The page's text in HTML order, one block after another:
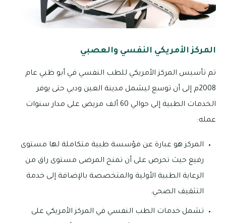
المركز الأمريكي النفسي والعصبي
تم تأسيس المركز الأمريكي للطب النفسي في أبو ظبي عام
2008م إلى أن توسع ليشمل مدينة العين ودبي حتى يوفر
الخدمات الطبية إلى حوالي 60 ألف مريض على مدار سنوات
عمله:
المركز هو عبارة عن مؤسسة طبية متكاملة لها مستوى
رفيع حيث تحرص على أن تمنح المرضى مستوى راق من
الرعاية الطبية الأولية والمتخصصة بالإضافة إلى خدمة
التثقيف الصحي.
تشمل خدمات الطب النفسي في المركز الأمريكي على